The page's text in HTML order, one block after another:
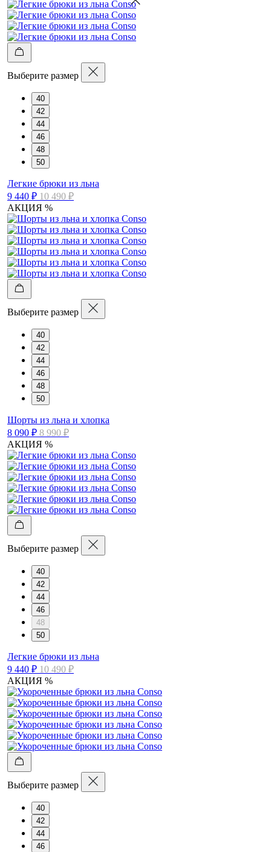
Выберите размер
40
42
44
46
48
50
Легкие брюки из льна
9 440 ₽ 10 490 ₽
АКЦИЯ %
Выберите размер
40
42
44
46
48
50
Шорты из льна и хлопка
8 090 ₽ 8 990 ₽
АКЦИЯ %
Выберите размер
40
42
44
46
48
50
Легкие брюки из льна
9 440 ₽ 10 490 ₽
АКЦИЯ %
Выберите размер
40
42
44
46